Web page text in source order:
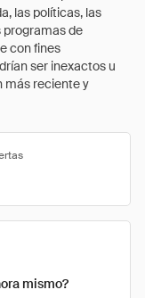
las políticas, las
programas de
con fines
ser inexactos u
más reciente y
mismo?